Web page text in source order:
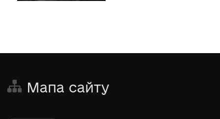
Мапа сайту